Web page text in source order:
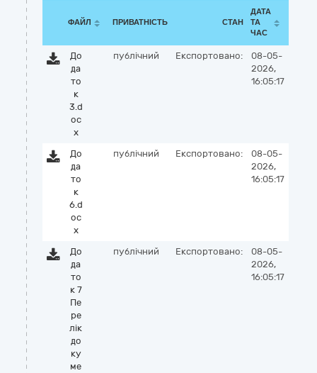
ФАЙЛ ПРИВАТНІСТЬ СТАН
ДАТА
ТА
ЧАС
До
да
то
к
3.d
oc
x
публічний Експортовано:
08-05-
2026,
16:05:17
До
да
то
к
6.d
oc
x
публічний Експортовано:
08-05-
2026,
16:05:17
До
да
то
к 7
Пе
ре
лік
до
ку
ме
публічний Експортовано:
08-05-
2026,
16:05:17